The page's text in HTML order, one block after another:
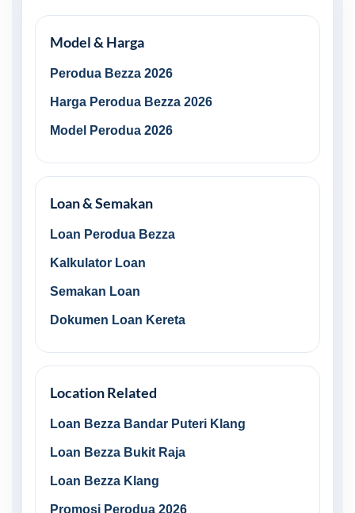
Model & Harga
Perodua Bezza 2026
Harga Perodua Bezza 2026
Model Perodua 2026
Loan & Semakan
Loan Perodua Bezza
Kalkulator Loan
Semakan Loan
Dokumen Loan Kereta
Location Related
Loan Bezza Bandar Puteri Klang
Loan Bezza Bukit Raja
Loan Bezza Klang
Promosi Perodua 2026